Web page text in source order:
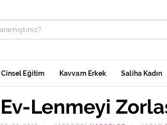
Cinsel Eğitim Kavvam Erkek Saliha Kadın
Ev-Lenmeyi